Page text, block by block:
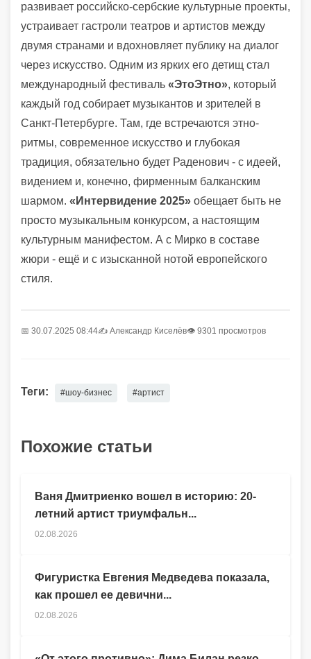
развивает российско-сербские культурные проекты,
устраивает гастроли театров и артистов между
двумя странами и вдохновляет публику на диалог
через искусство. Одним из ярких его детищ стал
международный фестиваль «ЭтоЭтно», который
каждый год собирает музыкантов и зрителей в
Санкт-Петербурге. Там, где встречаются этно-
ритмы, современное искусство и глубокая
традиция, обязательно будет Раденович - с идеей,
видением и, конечно, фирменным балканским
шармом. «Интервидение 2025» обещает быть не
просто музыкальным конкурсом, а настоящим
культурным манифестом. А с Мирко в составе
жюри - ещё и с изысканной нотой европейского
стиля.
📅 30.07.2025 08:44✍️ Александр Киселёв👁 9301 просмотров
Теги: #шоу-бизнес #артист
Похожие статьи
Ваня Дмитриенко вошел в историю: 20-
летний артист триумфальн...
02.08.2026
Фигуристка Евгения Медведева показала,
как прошел ее девични...
02.08.2026